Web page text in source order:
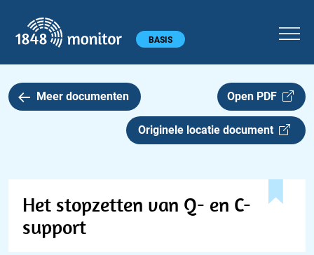
Hoofdmenu BASIS
Meer documenten Open PDF
Originele locatie document
Het stopzetten van Q- en C-
support